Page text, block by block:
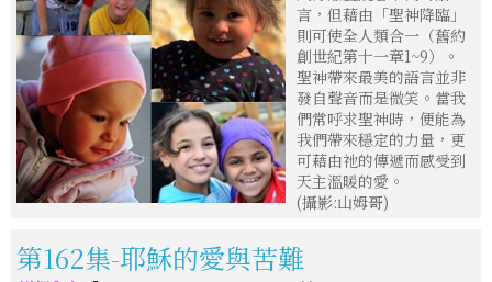
言，但藉由「聖神降臨」
則可使全人類合一（舊約
創世紀第十一章1~9）。
聖神帶來最美的語言並非
發自聲音而是微笑。當我
們常呼求聖神時，便能為
我們帶來穩定的力量，更
可藉由祂的傳遞而感受到
天主溫暖的愛。
(攝影:山姆哥)
第162集-耶穌的愛與苦難